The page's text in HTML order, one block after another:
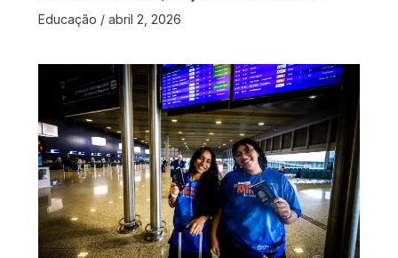
Educação / abril 2, 2026